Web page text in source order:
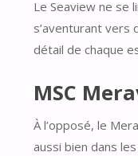
Le Seaview ne se
s’aventurant vers
détail de chaque
MSC
À l’opposé, le
aussi bien dans